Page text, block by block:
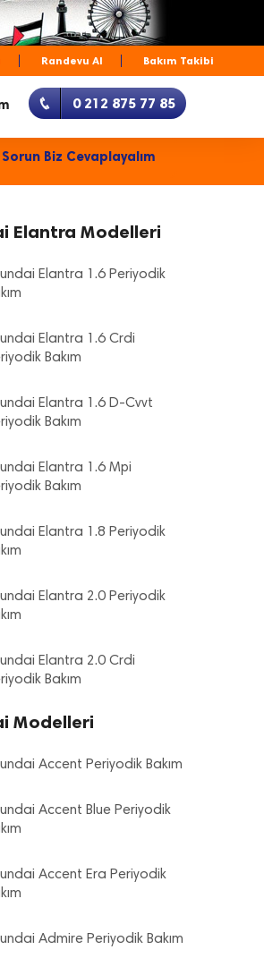
Randevu Al Bakım Takibi
0 212 875 77 85
Sorun Biz Cevaplayalım
Elantra Modelleri
Elantra 1.6 Periyodik
Elantra 1.6 Crdi
Bakım
Elantra 1.6 D-Cvvt
Bakım
Elantra 1.6 Mpi
Bakım
Elantra 1.8 Periyodik
Elantra 2.0 Periyodik
Elantra 2.0 Crdi
Bakım
Modelleri
Accent Periyodik Bakım
Accent Blue Periyodik
Accent Era Periyodik
Admire Periyodik Bakım